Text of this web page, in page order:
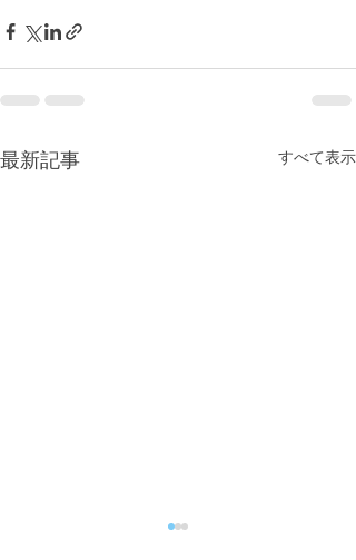
最新記事 すべて表示